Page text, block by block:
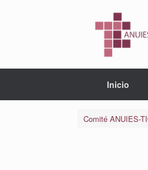
Inicio
Comité ANUIES-